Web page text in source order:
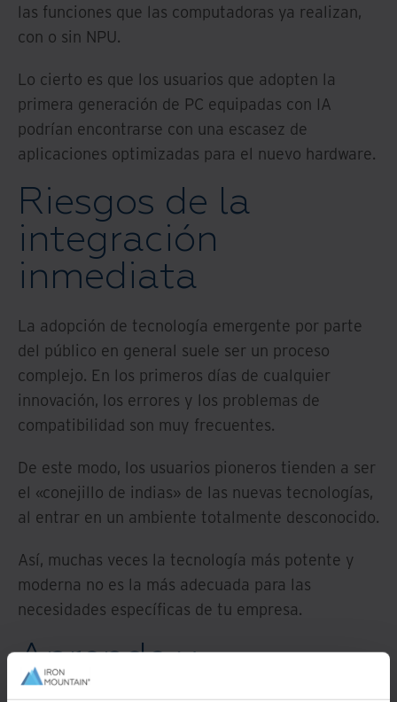
las funciones que las computadoras ya realizan,
con o sin NPU.
Lo cierto es que los usuarios que adopten la
primera generación de PC equipadas con IA
podrían encontrarse con una escasez de
aplicaciones optimizadas para el nuevo hardware.
Riesgos de la
integración
inmediata
La adopción de tecnología emergente por parte
del público en general suele ser un proceso
complejo. En los primeros días de cualquier
innovación, los errores y los problemas de
compatibilidad son muy frecuentes.
De este modo, los usuarios pioneros tienden a ser
el «conejillo de indias» de las nuevas tecnologías,
al entrar en un ambiente totalmente desconocido.
Así, muchas veces la tecnología más potente y
moderna no es la más adecuada para las
necesidades específicas de tu empresa.
Aprende y